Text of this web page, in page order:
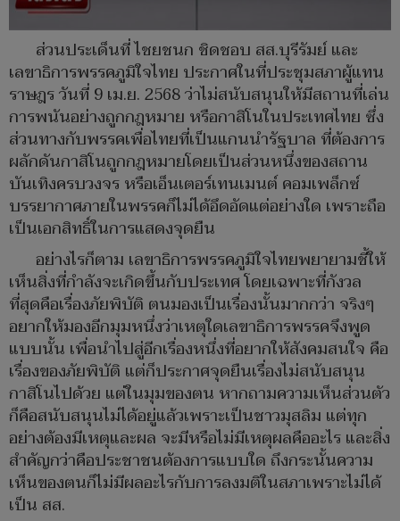
ส่วนประเด็นที่ ไชยชนก ชิดชอบ สส.บุรีรัมย์ และ
เลขาธิการพรรคภูมิใจไทย ประกาศในที่ประชุมสภาผู้แทน
ราษฎร วันที่ 9 เม.ย. 2568 ว่าไม่สนับสนุนให้มีสถานที่เล่น
การพนันอย่างถูกกฎหมาย หรือกาสิโนในประเทศไทย ซึ่ง
ส่วนทางกับพรรคเพื่อไทยที่เป็นแกนนำรัฐบาล ที่ต้องการ
ผลักดันกาสิโนถูกกฎหมายโดยเป็นส่วนหนึ่งของสถาน
บันเทิงครบวงจร หรือเอ็นเตอร์เทนเมนต์ คอมเพล็กซ์
บรรยากาศภายในพรรคก็ไม่ได้อึดอัดแต่อย่างใด เพราะถือ
เป็นเอกสิทธิ์ในการแสดงจุดยืน
อย่างไรก็ตาม เลขาธิการพรรคภูมิใจไทยพยายามชี้ให้
เห็นสิ่งที่กำลังจะเกิดขึ้นกับประเทศ โดยเฉพาะที่กังวล
ที่สุดคือเรื่องภัยพิบัติ ตนมองเป็นเรื่องนั้นมากกว่า จริงๆ
อยากให้มองอีกมุมหนึ่งว่าเหตุใดเลขาธิการพรรคจึงพูด
แบบนั้น เพื่อนำไปสู่อีกเรื่องหนึ่งที่อยากให้สังคมสนใจ คือ
เรื่องของภัยพิบัติ แต่ก็ประกาศจุดยืนเรื่องไม่สนับสนุน
กาสิโนไปด้วย แต่ในมุมของตน หากถามความเห็นส่วนตัว
ก็คือสนับสนุนไม่ได้อยู่แล้วเพราะเป็นชาวมุสลิม แต่ทุก
อย่างต้องมีเหตุและผล จะมีหรือไม่มีเหตุผลคืออะไร และสิ่ง
สำคัญกว่าคือประชาชนต้องการแบบใด ถึงกระนั้นความ
เห็นของตนก็ไม่มีผลอะไรกับการลงมติในสภาเพราะไม่ได้
เป็น สส.